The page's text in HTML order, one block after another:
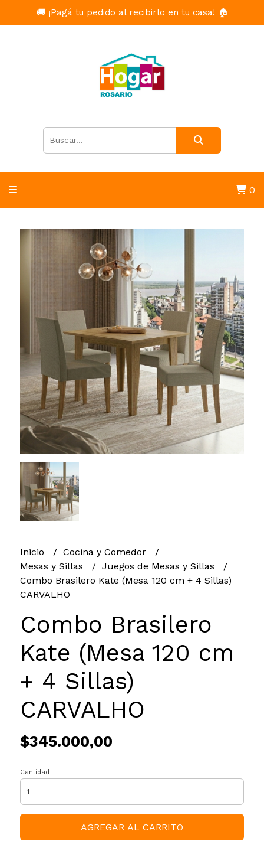
🚚 ¡Pagá tu pedido al recibirlo en tu casa! 🏠
0
Inicio
Cocina y Comedor
Mesas y Sillas
Juegos de Mesas y Sillas
Combo Brasilero Kate (Mesa 120 cm + 4 Sillas)
CARVALHO
Combo Brasilero
Kate (Mesa 120 cm
+ 4 Sillas)
CARVALHO
$345.000,00
Cantidad
AGREGAR AL CARRITO